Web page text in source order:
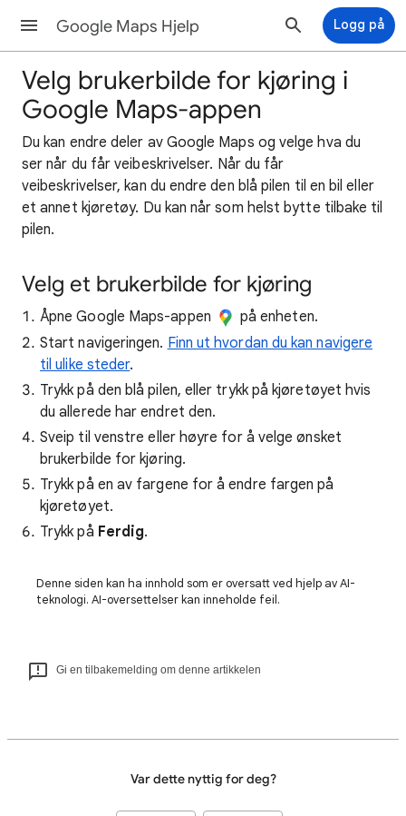
Google Maps Hjelp Logg på
Velg brukerbilde for kjøring i
Google Maps-appen
Du kan endre deler av Google Maps og velge hva du
ser når du får veibeskrivelser. Når du får
veibeskrivelser, kan du endre den blå pilen til en bil eller
et annet kjøretøy. Du kan når som helst bytte tilbake til
pilen.
Velg et brukerbilde for kjøring
Åpne Google Maps-appen
på enheten.
Start navigeringen. Finn ut hvordan du kan navigere
til ulike steder.
Trykk på den blå pilen, eller trykk på kjøretøyet hvis
du allerede har endret den.
Sveip til venstre eller høyre for å velge ønsket
brukerbilde for kjøring.
Trykk på en av fargene for å endre fargen på
kjøretøyet.
Trykk på Ferdig.
Denne siden kan ha innhold som er oversatt ved hjelp av AI-
teknologi. AI-oversettelser kan inneholde feil.
Gi en tilbakemelding om denne artikkelen
Var dette nyttig for deg?